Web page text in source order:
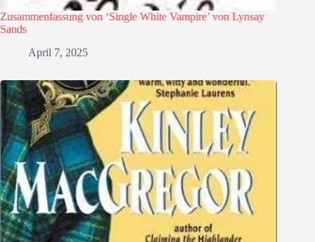
Zusammenfassung von ‘Single White Vampire’ von Lynsay
Sands
April 7, 2025